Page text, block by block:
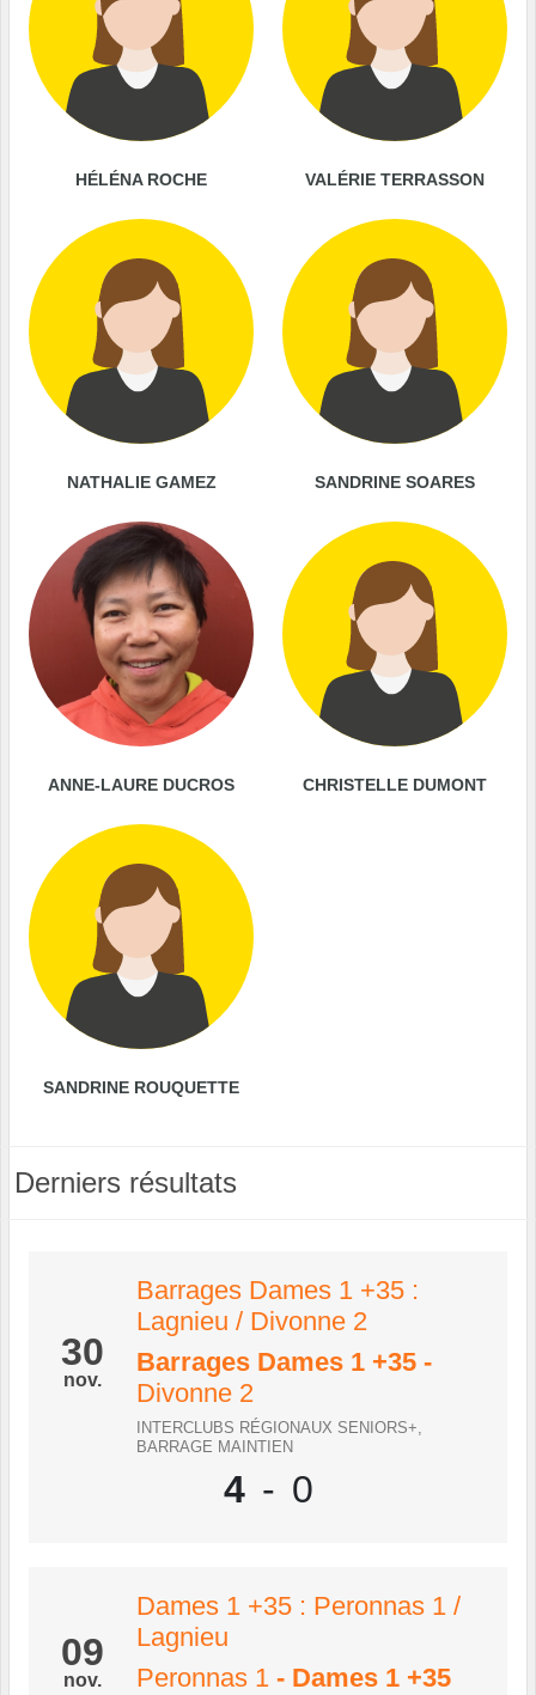
HÉLÉNA ROCHE VALÉRIE TERRASSON
NATHALIE GAMEZ SANDRINE SOARES
ANNE-LAURE DUCROS CHRISTELLE DUMONT
SANDRINE ROUQUETTE
Derniers résultats
30
nov.
Barrages Dames 1 +35 :
Lagnieu / Divonne 2
Barrages Dames 1 +35 -
Divonne 2
INTERCLUBS RÉGIONAUX SENIORS+,
BARRAGE MAINTIEN
4 - 0
09
nov.
Dames 1 +35 : Peronnas 1 /
Lagnieu
Peronnas 1 - Dames 1 +35